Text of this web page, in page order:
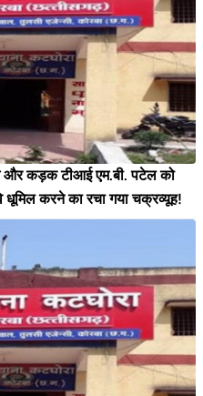
और कड़क टीआई एम.बी. पटेल को
करने का रचा गया चक्रव्यूह!